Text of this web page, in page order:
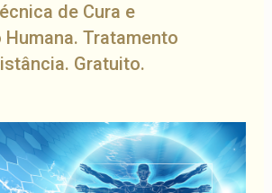
de Cura e
Humana. Tratamento
Gratuito.